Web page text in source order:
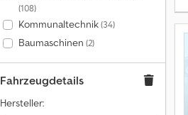
(108)
Kommunaltechnik(34)
Baumaschinen (2)
Fahrzeugdetails
Hersteller: